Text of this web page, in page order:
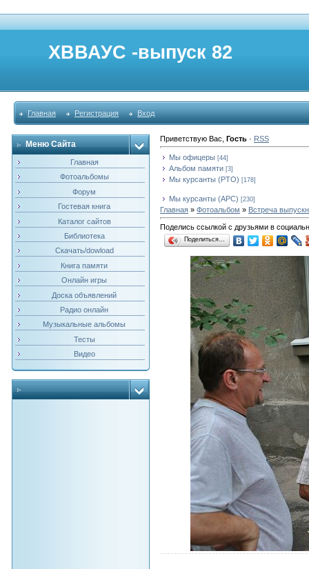
ХВВАУС -выпуск 82
Главная Регистрация Вход
Меню Сайта
Главная
Фотоальбомы
Форум
Гостевая книга
Каталог сайтов
Библиотека
Скачать/dowload
Книга памяти
Онлайн игры
Доска объявлений
Радио онлайн
Музыкальные альбомы
Тесты
Видео
Приветствую Вас Гость· RSS
Мы офицеры [44]
Альбом памяти [3]
Мы курсанты (РТО) [178]
Мы курсанты (АРС) [230]
Главная» Фотоальбом » Встреча
Поделись ссылкой с друзьями в
Поделиться…